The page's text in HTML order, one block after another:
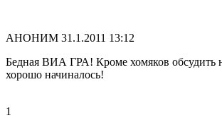
АНОНИМ 31.1.2011 13:12
Бедная ВИА ГРА! Кроме хомяков обсудить
хорошо начиналось!
1